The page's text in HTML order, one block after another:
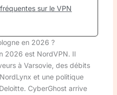
sur le VPN
en 2026 ?
2026 est NordVPN. Il
à Varsovie, des débits
et une politique
CyberGhost arrive